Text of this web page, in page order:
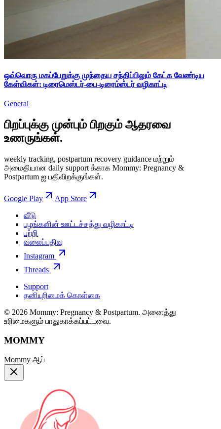
ஒவ்வொரு மகப்பேறுக்கு முந்தைய சந்திப்பிலும் கேட்க வேண்டிய
கேள்விகள்: டிரைமெஸ்டர்-பை-டிரைம்ஸ்டர் வழிகாட்டி
General
பிறப்புக்கு முன்பும் பிறகும் ஆதரவை
உணருங்கள்.
weekly tracking, postpartum recovery guidance மற்றும்
அமைதியான daily support க்காக Mommy: Pregnancy &
Postpartum ஐ பதிவிறக்குங்கள்.
Google Play
App Store
வீடு
பழங்களின் ஊட்டச்சத்து வழிகாட்டி
பற்றி
வலைப்பதிவு
Instagram
Threads
Support
தனியுரிமைக் கொள்கை
© 2026 Mommy: Pregnancy & Postpartum. அனைத்து
உரிமைகளும் பாதுகாக்கப்பட்டவை.
MOMMY
Mommy ஆப்